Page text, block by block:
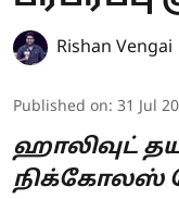
Rishan Vengai
Published on: 31 Jul
ஹாலிவுட்
நிக்கோலஸ்